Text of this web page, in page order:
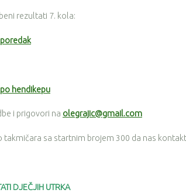
rezultati 7. kola:
hendikepu
i prigovori na olegrajic@gmail.com
takmičara sa startnim brojem 300 da nas
DJEČJIH UTRKA